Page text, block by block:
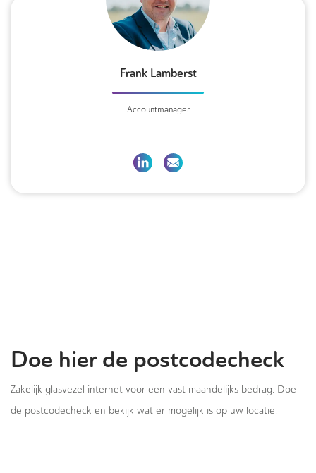
Frank Lamberst
Accountmanager
Doe hier de postcodecheck
Zakelijk glasvezel internet voor een vast maandelijks bedrag. Doe
de postcodecheck en bekijk wat er mogelijk is op uw locatie.